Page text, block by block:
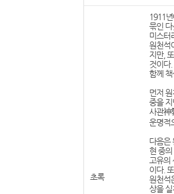
초록
1911년
묶인 다
미스터
원천석
지만,
것이다
함께 책
먼저
중을 지
사관神
운명적
다음은
현 중의
고유의
이다.
원천석
상을